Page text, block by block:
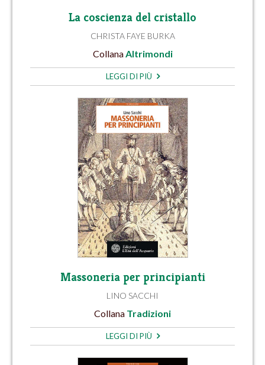
La coscienza del cristallo
CHRISTA FAYE BURKA
Collana Altrimondi
LEGGI DI PIÙ
Massoneria per principianti
LINO SACCHI
Collana Tradizioni
LEGGI DI PIÙ